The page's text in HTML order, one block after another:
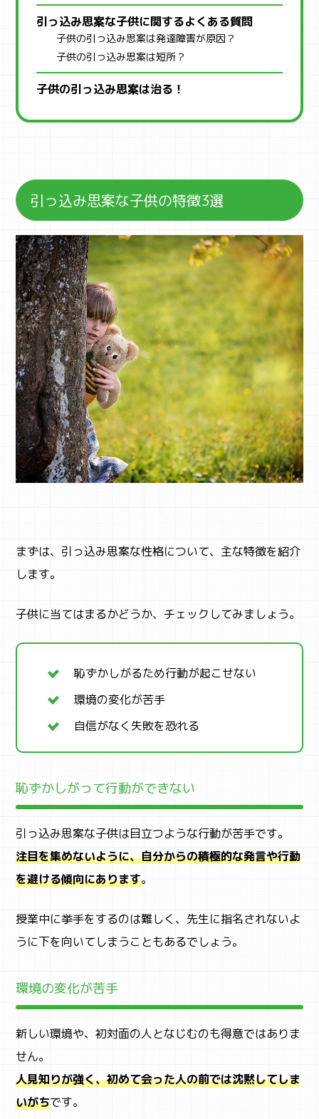
引っ込み思案な子供に関するよくある質問
子供の引っ込み思案は発達障害が原因？
子供の引っ込み思案は短所？
子供の引っ込み思案は治る！
引っ込み思案な子供の特徴3選
まずは、引っ込み思案な性格について、主な特徴を紹介
します。
子供に当てはまるかどうか、チェックしてみましょう。
恥ずかしがるため行動が起こせない
環境の変化が苦手
自信がなく失敗を恐れる
恥ずかしがって行動ができない
引っ込み思案な子供は目立つような行動が苦手です。
注目を集めないように、自分からの積極的な発言や行動
を避ける傾向にあります。
授業中に挙手をするのは難しく、先生に指名されないよ
うに下を向いてしまうこともあるでしょう。
環境の変化が苦手
新しい環境や、初対面の人となじむのも得意ではありま
せん。
人見知りが強く、初めて会った人の前では沈黙してしま
いがちです。